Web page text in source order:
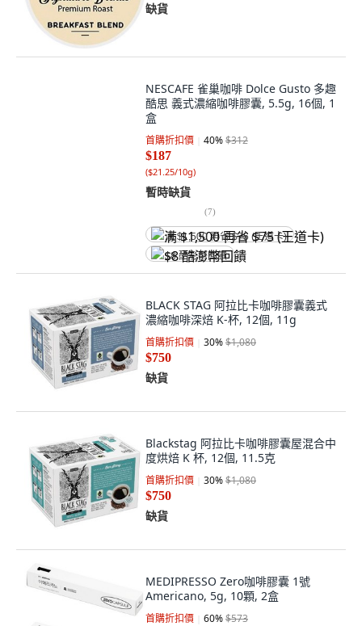
缺貨
NESCAFE 雀巢咖啡 Dolce Gusto 多趣
酷思 義式濃縮咖啡膠囊, 5.5g, 16個, 1
盒
首購折扣價 40%$312
$187
($21.25/10g)
暫時缺貨
(7)
满 $1,500 再省 $75 (王道卡)
$8 酷澎幣回饋
BLACK STAG 阿拉比卡咖啡膠囊義式
濃縮咖啡深焙 K-杯, 12個, 11g
首購折扣價 30%$1,080
$750
缺貨
Blackstag 阿拉比卡咖啡膠囊屋混合中
度烘焙 K 杯, 12個, 11.5克
首購折扣價 30%$1,080
$750
缺貨
MEDIPRESSO Zero咖啡膠囊 1號
Americano, 5g, 10顆, 2盒
首購折扣價 60%$573